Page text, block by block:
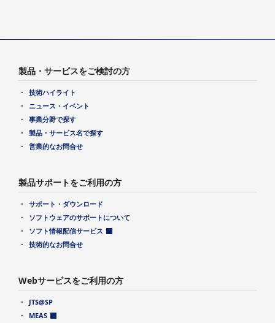
製品・サービスをご検討の方
技術ハイライト
ニュース・イベント
事業分野で探す
製品・サービス名で探す
営業的なお問合せ
製品サポートをご利用の方
サポート・ダウンロード
ソフトウェアのサポートについて
ソフト情報配信サービス
技術的なお問合せ
Webサービスをご利用の方
JTS@SP
MEAS